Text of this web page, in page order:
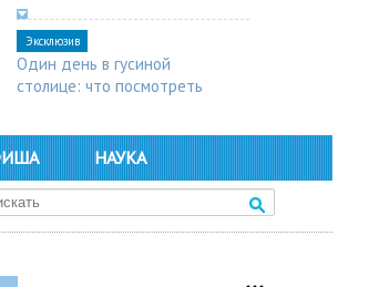
Эксклюзив
Один день в гусиной
столице: что посмотреть
НАУКА